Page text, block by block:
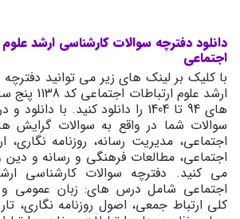
دانلود دفترچه سوالات کارشناسی ارشد علوم
اجتماعی
با کلیک بر لینک های زیر می توانید
ارشد علوم
های 94 تا 1404 را دانلود کنید. با
سوالات شما در واقع به سوالات گرایش
اجتماعی، مدیریت رسانه، روزنامه نگاری،
اجتماعی، مطالعات فرهنگی و رسانه و دین
می کنید. دفترچه سوالات کارشناسی
اجتماعی شامل درس های: زبان عمومی
کلی ارتباط جمعی، اصول روزنامه نگاری،